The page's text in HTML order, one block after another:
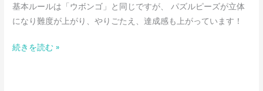
基本ルールは「ウボンゴ」と同じですが、 パズルピーズが立体
になり難度が上がり、やりごたえ、達成感も上がっています！
続きを読む »